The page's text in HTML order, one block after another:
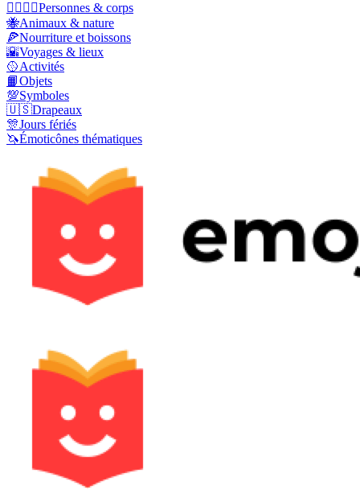
👩‍❤️‍💋‍👨Personnes & corps
🐝Animaux & nature
🍕Nourriture et boissons
🌇Voyages & lieux
🥎Activités
📙Objets
💯Symboles
🇺🇸Drapeaux
🎊Jours fériés
🦄Émoticônes thématiques